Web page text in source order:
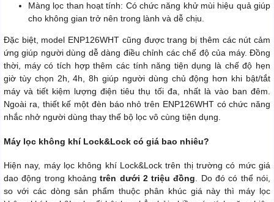
Màng lọc than hoạt tính: Có chức năng khử mùi hiệu quả giúp
cho không gian trở nên trong lành và dễ chịu.
Đặc biệt, model ENP126WHT cũng được trang bị thêm các nút cảm
ứng giúp người dùng dễ dàng điều chỉnh các chế độ của máy. Đồng
thời, máy có tích hợp thêm các tính năng tiện dụng là chế độ hẹn
giờ tùy chọn 2h, 4h, 8h giúp người dùng chủ động hơn khi bật/tắt
máy và tiết kiệm lượng điện tiêu thụ tối đa, nhất là vào ban đêm.
Ngoài ra, thiết kế một đèn báo nhỏ trên ENP126WHT có chức năng
nhắc nhở người dùng thay thế bộ lọc vô cùng tiện dụng.
Máy lọc không khí Lock&Lock có giá bao nhiêu?
Hiện nay, máy lọc không khí Lock&Lock trên thị trường có mức giá
dao động trong khoảngtrên dưới 2 triệu đồng. Do đó có thể nói,
so với các dòng sản phẩm thuộc phân khúc giá này thì máy lọc